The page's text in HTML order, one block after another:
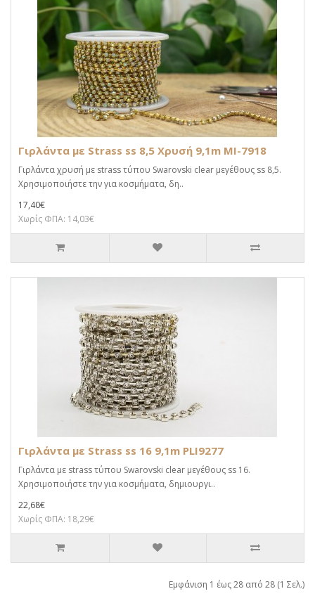
Γιρλάντα με Strass ss 8,5 Χρυσή 9,1m MI-7918
Γιρλάντα χρυσή με strass τύπου Swarovski clear μεγέθους ss 8,5.
Χρησιμοποιήστε την για κοσμήματα, δη..
17,40€
Χωρίς ΦΠΑ: 14,03€
Γιρλάντα με Strass ss 16 9,1m PLI9277
Γιρλάντα με strass τύπου Swarovski clear μεγέθους ss 16.
Χρησιμοποιήστε την για κοσμήματα, δημιουργι..
22,68€
Χωρίς ΦΠΑ: 18,29€
Εμφάνιση 1 έως 28 από 28 (1 Σελ.)